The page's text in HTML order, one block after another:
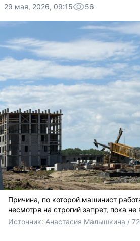
29 мая, 2026, 09:15 56
Причина, по которой машинист
несмотря на строгий запрет, пока не
Источник: Анастасия Малышкина /